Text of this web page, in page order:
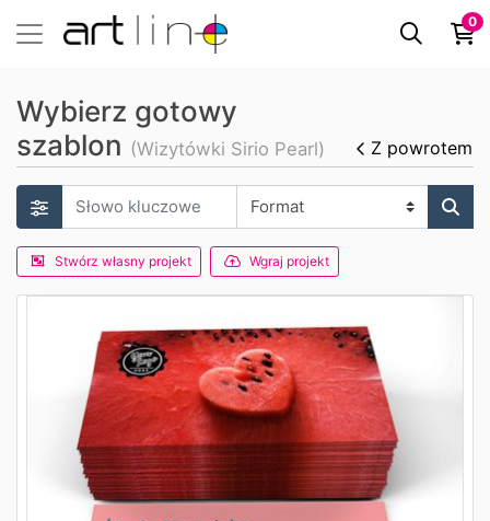
0
Wybierz gotowy
szablon (Wizytówki Sirio Pearl) Z powrotem
Stwórz własny projekt Wgraj projekt